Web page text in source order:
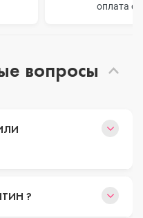
оплата
вопросы
?